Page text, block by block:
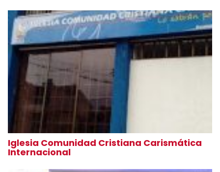
Iglesia Comunidad Cristiana Carismática
Internacional